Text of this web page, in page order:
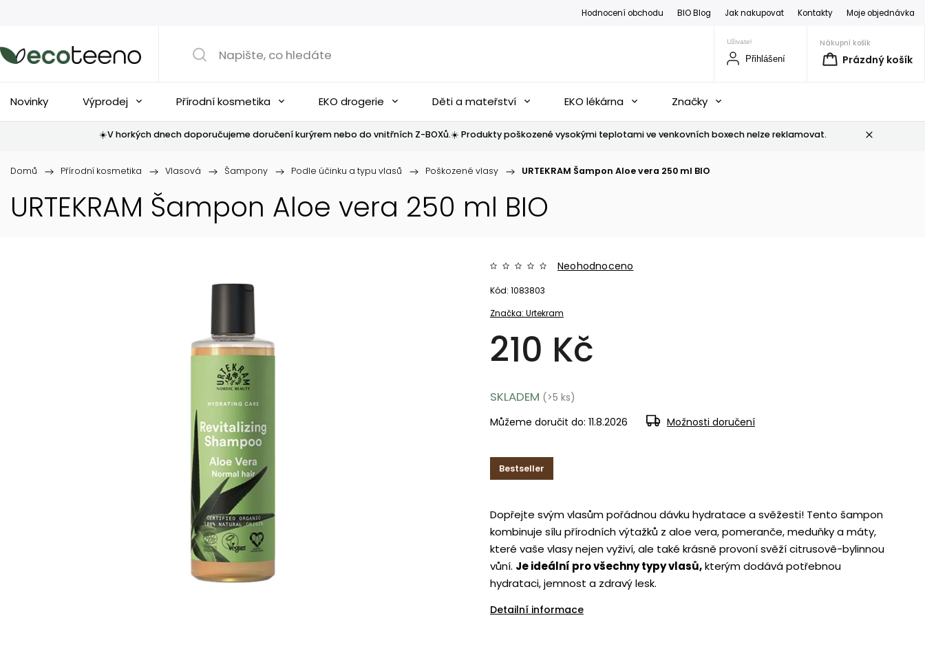
Hodnocení obchodu BIO Blog Jak nakupovat Kontakty Moje objednávka
Nákupní košík
Prázdný košík
Přihlášení
Novinky Výprodej Přírodní kosmetika EKO drogerie Děti a mateřství EKO lékárna Značky
☀️V horkých dnech doporučujeme doručení kurýrem nebo do vnitřních Z-BOXů.☀️ Produkty poškozené vysokými teplotami ve venkovních boxech nelze reklamovat.
Domů / Přírodní kosmetika / Vlasová / Šampony / Podle účinku a typu vlasů / Poškozené vlasy / URTEKRAM Šampon Aloe vera 250 ml BIO
URTEKRAM Šampon Aloe vera 250 ml BIO
Značka:Urtekram
Neohodnoceno
210 Kč
Kód: 1083803
Bestseller
Dopřejte svým vlasům pořádnou dávku hydratace a svěžesti! Tento šampon
kombinuje sílu přírodních výtažků z aloe vera, pomeranče, meduňky a máty,
které vaše vlasy nejen vyživí, ale také krásně provoní svěží citrusově-bylinnou
vůní. Je ideální pro všechny typy vlasů,kterým dodává potřebnou
hydrataci, jemnost a zdravý lesk.
Detailní informace
SKLADEM (>5 ks)
Můžeme doručit do: 11.8.2026 Možnosti doručení